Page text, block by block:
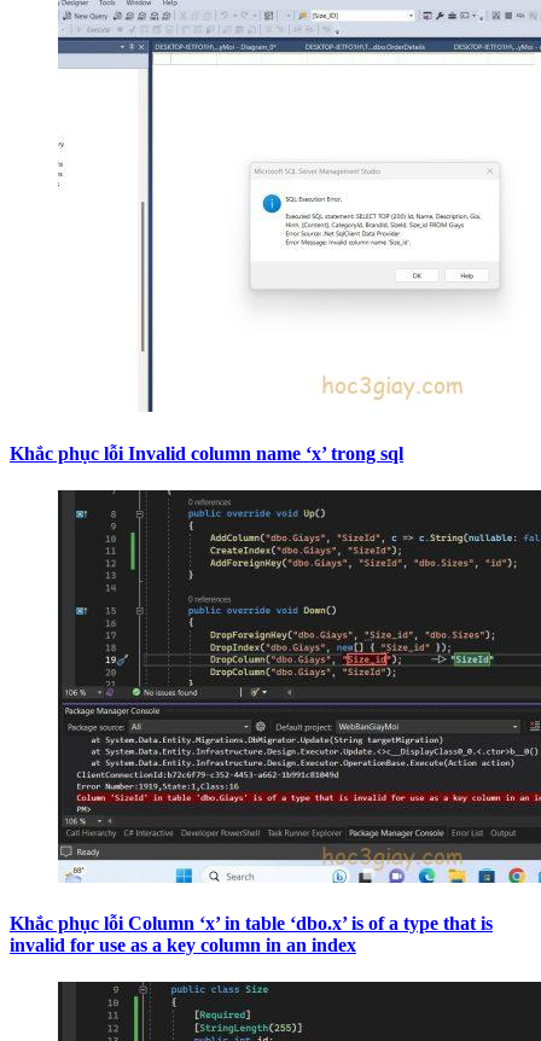
Khắc phục lỗi Invalid column name ‘x’ trong sql
Khắc phục lỗi Column ‘x’ in table ‘dbo.x’ is of a type that is
invalid for use as a key column in an index